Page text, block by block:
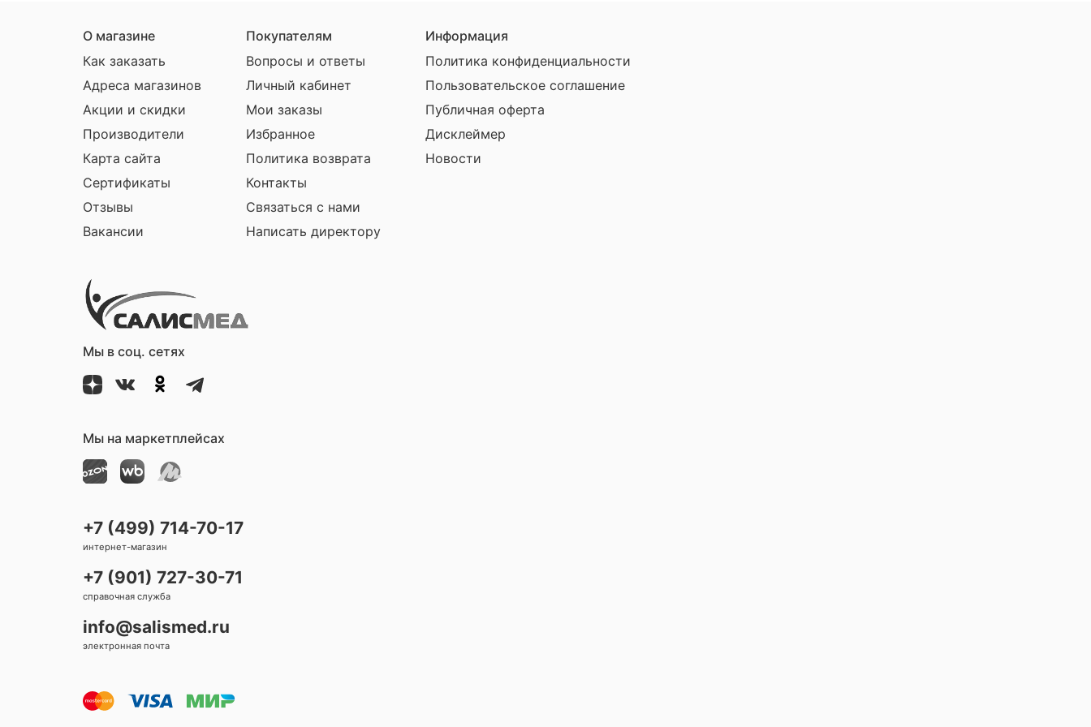
О магазине
Как заказать
Адреса магазинов
Акции и скидки
Производители
Карта сайта
Сертификаты
Отзывы
Вакансии
Покупателям
Вопросы и ответы
Личный кабинет
Мои заказы
Избранное
Политика возврата
Контакты
Связаться с нами
Написать директору
Информация
Политика конфиденциальности
Пользовательское соглашение
Публичная оферта
Дисклеймер
Новости
Мы в соц. сетях
Мы на маркетплейсах
+7 (499) 714-70-17
интернет-магазин
+7 (901) 727-30-71
справочная служба
info@salismed.ru
электронная почта